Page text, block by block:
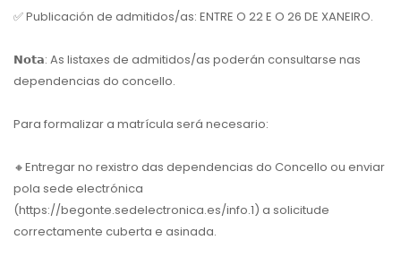
✅ Publicación de admitidos/as: ENTRE O 22 E O 26 DE XANEIRO.
𝗡𝗼𝘁𝗮: As listaxes de admitidos/as poderán consultarse nas
dependencias do concello.
Para formalizar a matrícula será necesario:
🔸Entregar no rexistro das dependencias do Concello ou enviar
pola sede electrónica
(https://begonte.sedelectronica.es/info.1) a solicitude
correctamente cuberta e asinada.